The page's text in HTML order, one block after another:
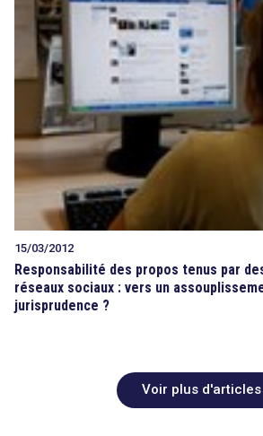
15/03/2012
Responsabilité des propos tenus par
réseaux sociaux : vers un
jurisprudence ?
Voir plus d'articles